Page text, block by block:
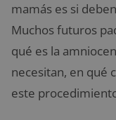
mamás es si
Muchos futuros
qué es la
necesitan, en qué
este